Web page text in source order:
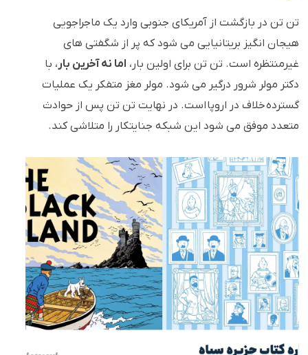
تن تن در بازگشت از آمریکای جنوبی وارد یک ماجراجویی
هیجان انگیز بریتانیایی می شود که پر از شگفتی های
غیرمنتظره است. تن تن برای اولین بار، اما نه آخرین بار، با
دکتر مولر شرور درگیر می شود. مولر مغز متفکر یک عملیات
گسترده خلاف در اروپا است. در نهایت تن تن پس از حوادث
متعدد موفق می شود این شبکه جنایتکار را متلاشی کند.